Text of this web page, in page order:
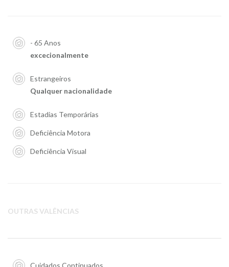
- 65 Anos
excecionalmente
Estrangeiros
Qualquer nacionalidade
Estadias Temporárias
Deficiência Motora
Deficiência Visual
OUTRAS VALÊNCIAS
Cuidados Continuados